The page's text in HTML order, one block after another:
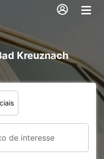
Kreuznach